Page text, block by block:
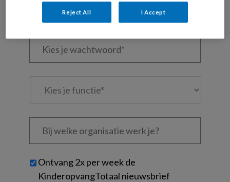
mailadres?
Kies
Bij
welke
je?
Untitled
Ontvang 2x per week de
KinderopvangTotaal nieuwsbrief
Reject All I Accept